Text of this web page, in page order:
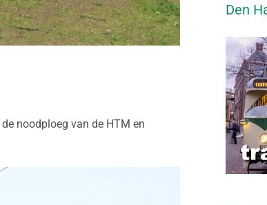
noodploeg van de HTM en
Den